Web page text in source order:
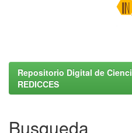
Repositorio Digital de
REDICCES
Busqueda